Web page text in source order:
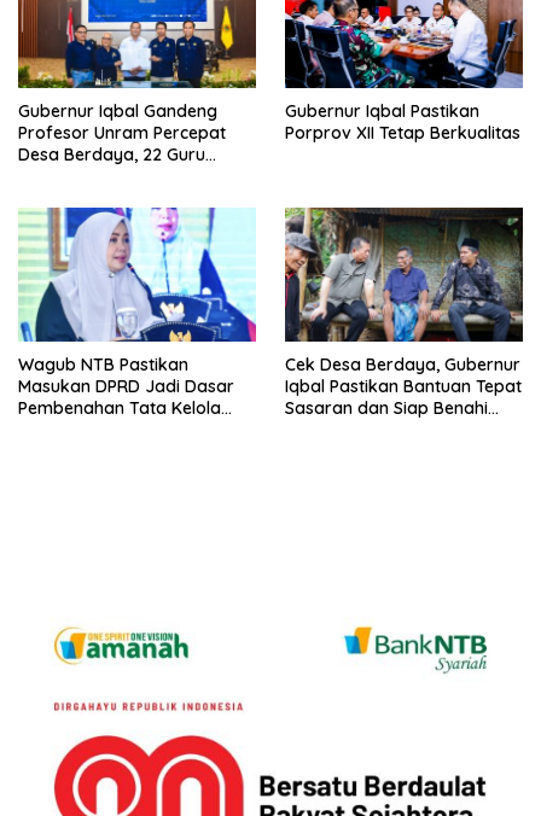
Gubernur Iqbal Gandeng
Profesor Unram Percepat
Desa Berdaya, 22 Guru
Gubernur Iqbal Pastikan
Porprov XII Tetap Berkualitas
Wagub NTB Pastikan
Masukan DPRD Jadi Dasar
Pembenahan Tata Kelola
Cek Desa Berdaya, Gubernur
Iqbal Pastikan Bantuan Tepat
Sasaran dan Siap Benahi